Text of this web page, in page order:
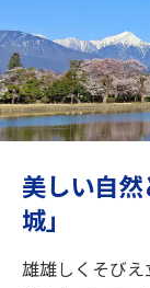
旅のお役立
美しい自
城」
雄雄しくそび